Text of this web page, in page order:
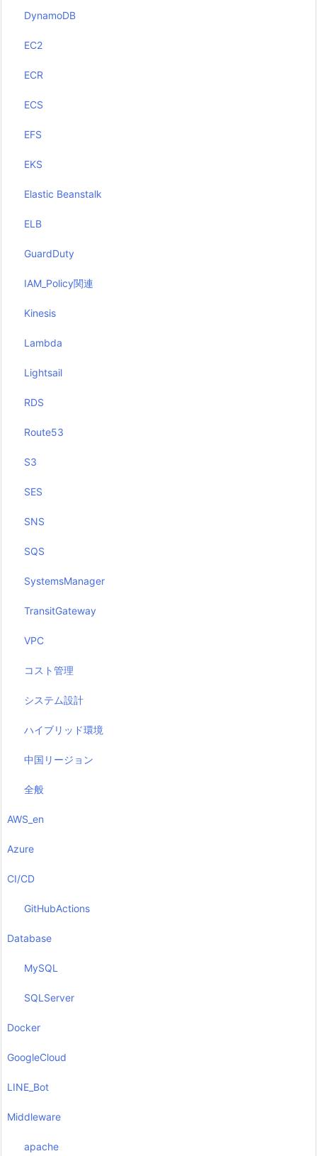
DynamoDB
EC2
ECR
ECS
EFS
EKS
Elastic Beanstalk
ELB
GuardDuty
IAM_Policy関連
Kinesis
Lambda
Lightsail
RDS
Route53
S3
SES
SNS
SQS
SystemsManager
TransitGateway
VPC
コスト管理
システム設計
ハイブリッド環境
中国リージョン
全般
AWS_en
Azure
CI/CD
GitHubActions
Database
MySQL
SQLServer
Docker
GoogleCloud
LINE_Bot
Middleware
apache